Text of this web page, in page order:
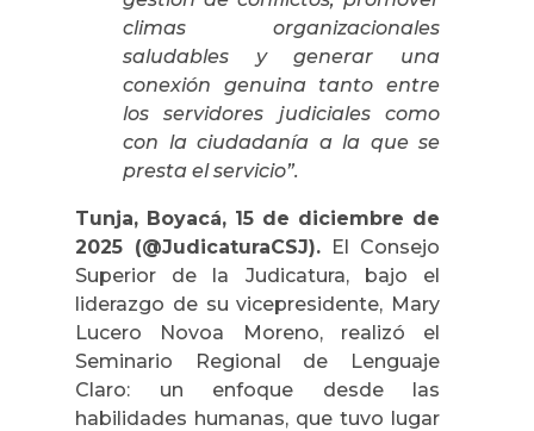
climas organizacionales
saludables y generar una
conexión genuina tanto entre
los servidores judiciales como
con la ciudadanía a la que se
presta el servicio”.
Tunja, Boyacá, 15 de diciembre de
2025 (@JudicaturaCSJ). El Consejo
Superior de la Judicatura, bajo el
liderazgo de su vicepresidente, Mary
Lucero Novoa Moreno, realizó el
Seminario Regional de Lenguaje
Claro: un enfoque desde las
habilidades humanas, que tuvo lugar